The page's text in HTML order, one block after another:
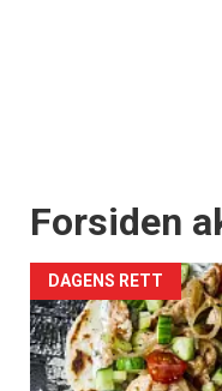
Forsiden
DAGENS RETT